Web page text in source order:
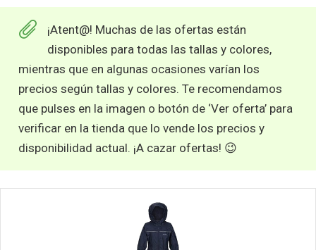
¡Atent@! Muchas de las ofertas están
disponibles para todas las tallas y colores,
mientras que en algunas ocasiones varían los
precios según tallas y colores. Te recomendamos
que pulses en la imagen o botón de ‘Ver oferta’ para
verificar en la tienda que lo vende los precios y
disponibilidad actual. ¡A cazar ofertas! 😉